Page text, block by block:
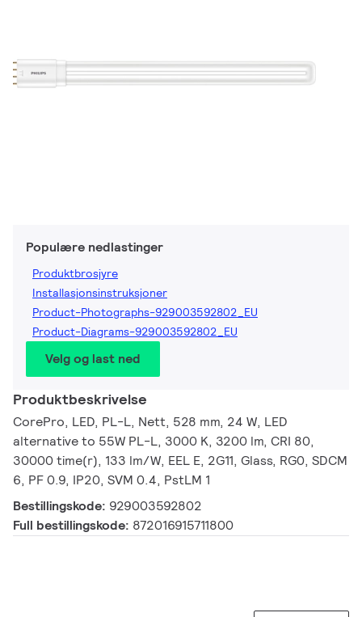
Populære nedlastinger
Produktbrosjyre
Installasjonsinstruksjoner
Product-Photographs-929003592802_EU
Product-Diagrams-929003592802_EU
Velg og last ned
Produktbeskrivelse
CorePro, LED, PL-L, Nett, 528 mm, 24 W, LED
alternative to 55W PL-L, 3000 K, 3200 lm, CRI 80,
30000 time(r), 133 lm/W, EEL E, 2G11, Glass, RG0, SDCM
6, PF 0.9, IP20, SVM 0.4, PstLM 1
Bestillingskode: 929003592802
Full bestillingskode: 872016915711800